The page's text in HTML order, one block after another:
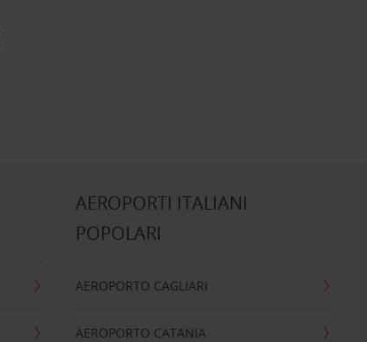
AEROPORTI ITALIANI
POPOLARI
AEROPORTO CAGLIARI
AEROPORTO CATANIA